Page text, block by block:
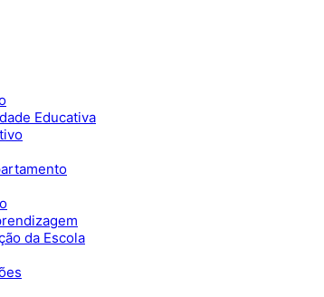
Educativa
da Escola